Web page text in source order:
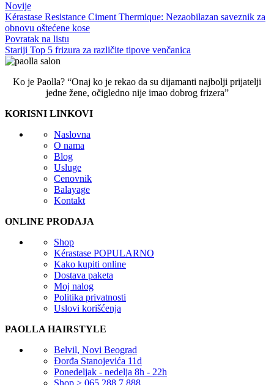
Novije
Kérastase Resistance Ciment Thermique: Nezaobilazan saveznik za
obnovu oštećene kose
Povratak na listu
Stariji Top 5 frizura za različite tipove venčanica
Ko je Paolla? “Onaj ko je rekao da su dijamanti najbolji prijatelji
jedne žene, očigledno nije imao dobrog frizera”
KORISNI LINKOVI
Naslovna
O nama
Blog
Usluge
Cenovnik
Balayage
Kontakt
ONLINE PRODAJA
Shop
Kérastase POPULARNO
Kako kupiti online
Dostava paketa
Moj nalog
Politika privatnosti
Uslovi korišćenja
PAOLLA HAIRSTYLE
Belvil, Novi Beograd
Đorđa Stanojevića 11d
Ponedeljak - nedelja 8h - 22h